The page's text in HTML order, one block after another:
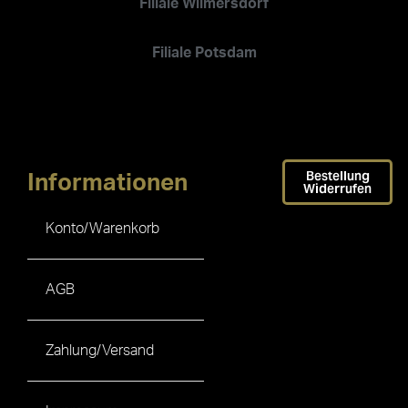
Filiale Wilmersdorf
Filiale Potsdam
Informationen
Konto/Warenkorb
AGB
Zahlung/Versand
Bestellung
Widerrufen